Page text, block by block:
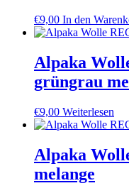
€9,00 In den
Alpaka
grüngrau
€9,00 Weiterlesen
Alpaka
melange